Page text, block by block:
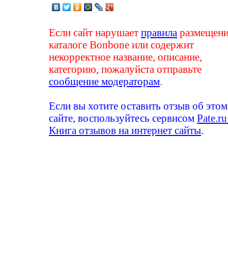
Если сайт нарушаетправила
каталоге Bonbone или содержит
некорректное название, описание,
категорию, пожалуйста отправьте
сообщение модераторам
Если вы хотите оставить отзыв об этом
сайте, воспользуйтесь сервисом
Книга отзывов на интернет сайты